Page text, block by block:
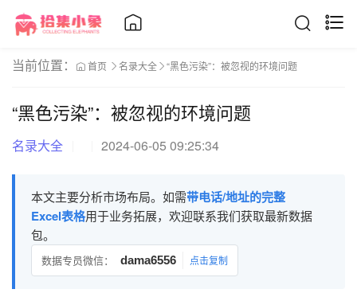
当前位置： 首页 名录大全 “黑色污染”：被忽视的环境问题
“黑色污染”：被忽视的环境问题
名录大全 2024-06-05 09:25:34
本文主要分析市场布局。如需带电话/地址的完整
Excel表格用于业务拓展，欢迎联系我们获取最新数据
包。
数据专员微信： dama6556 点击复制